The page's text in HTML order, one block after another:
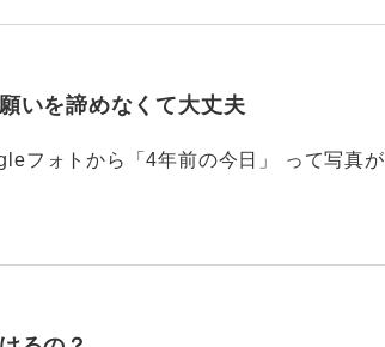
いを諦めなくて大丈夫
フォトから「4年前の今日」 って写真が